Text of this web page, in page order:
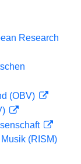
Research
(OBV)
(RISM)